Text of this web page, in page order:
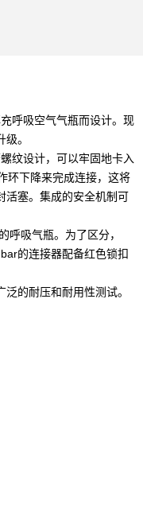
呼吸空气气瓶而设计。现
。
纹设计，可以牢固地卡入
环下降来完成连接，这将
活塞。集成的安全机制可
呼吸气瓶。为了区分，
的连接器配备红色锁扣
的耐压和耐用性测试。